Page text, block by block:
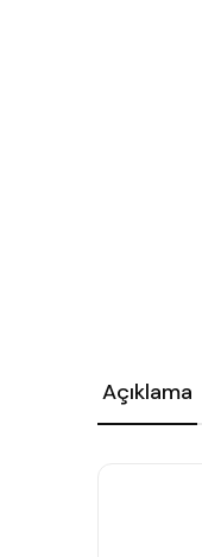
Açıklama